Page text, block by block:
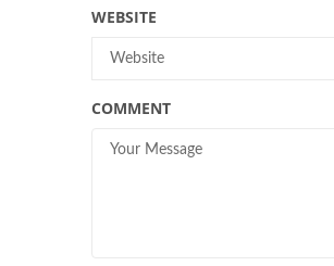
WEBSITE
COMMENT